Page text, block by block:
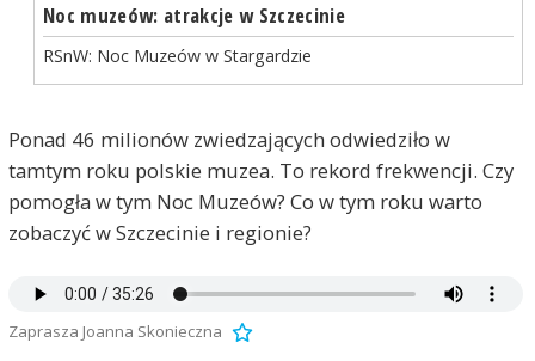
Noc muzeów: atrakcje w Szczecinie
RSnW: Noc Muzeów w Stargardzie
Ponad 46 milionów zwiedzających odwiedziło w
tamtym roku polskie muzea. To rekord frekwencji. Czy
pomogła w tym Noc Muzeów? Co w tym roku warto
zobaczyć w Szczecinie i regionie?
Zaprasza Joanna Skonieczna